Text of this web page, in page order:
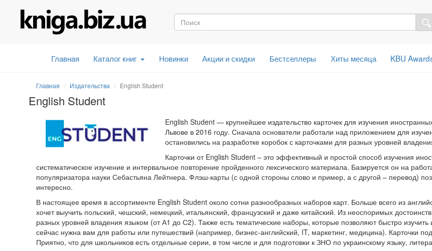
Главная Каталог книг Новинки Акции и скидки Бестселлеры Хиты месяца KBU
Главная Издательства English Student
English Student
English Student — крупнейшее издательство карточек для изучения
Львове в 2016 году. Сначала основатели работали над приложением для
остановились на разработке коробок с карточками для разных уровней
Карточки от English Student – ​​это эффективный и простой способ изучения
систематическое изучение и интервальное повторение пройденного лексического материала. Базируется он на
популяризатора науки Себастьяна Лейтнера. Флэш-карты (с одной стороны слово и пример, а с другой – перевод)
интересно.
В настоящее время в ассортименте English Student около сотни разнообразных наборов карт. Больше всего из
хочет выучить польский, чешский, немецкий, итальянский, французский и даже китайский. Из неоспоримых
разных уровней владения языком (от А1 до С2). Также есть тематические наборы, которые позволяют быстро изучить
сейчас нужна вам для работы или путешествий (например, бизнес-английский, IT, маркетинг, медицина). Карточки
Приятно, что для школьников есть отдельные серии, в том числе и для подготовки к ЗНО по украинскому языку,